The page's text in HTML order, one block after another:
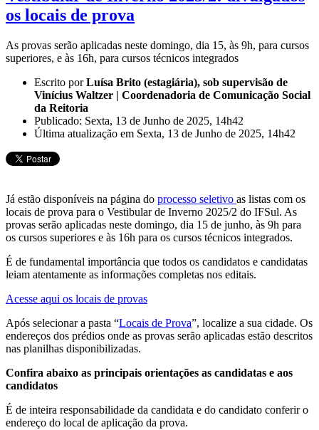
os locais de prova
As provas serão aplicadas neste domingo, dia 15, às 9h, para cursos
superiores, e às 16h, para cursos técnicos integrados
Escrito porLuísa Brito (estagiária), sob supervisão de
Vinícius Waltzer | Coordenadoria de Comunicação Social
da Reitoria
Publicado: Sexta, 13 de Junho de 2025, 14h42
Última atualização em Sexta, 13 de Junho de 2025, 14h42
Já estão disponíveis na página do processo seletivo as listas com os
locais de prova para o Vestibular de Inverno 2025/2 do IFSul. As
provas serão aplicadas neste domingo, dia 15 de junho, às 9h para
os cursos superiores e às 16h para os cursos técnicos integrados.
É de fundamental importância que todos os candidatos e candidatas
leiam atentamente as informações completas nos editais.
Acesse aqui os locais de provas
Após selecionar a pasta “Locais de Prova”, localize a sua cidade. Os
endereços dos prédios onde as provas serão aplicadas estão descritos
nas planilhas disponibilizadas.
Confira abaixo as principais orientações as candidatas e aos
candidatos
É de inteira responsabilidade da candidata e do candidato conferir o
endereço do local de aplicação da prova.